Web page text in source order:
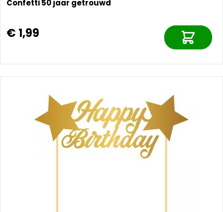
Confetti 50 jaar getrouwd
€ 1,99